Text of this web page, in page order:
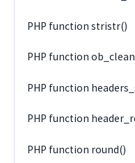
PHP function stristr()
PHP function
PHP function
PHP function
PHP function round()